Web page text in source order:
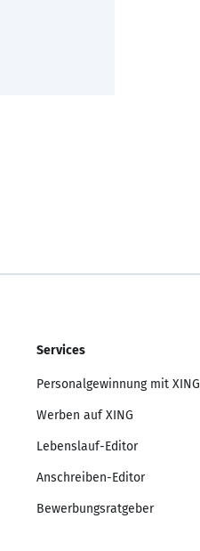
Services
Personalgewinnung mit XING
Werben auf XING
Lebenslauf-Editor
Anschreiben-Editor
Bewerbungsratgeber